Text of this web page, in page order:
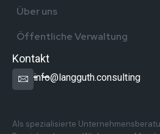
Über uns
Öffentliche Verwaltung
Kontakt
info@langguth.consulting
Als spezialisierte